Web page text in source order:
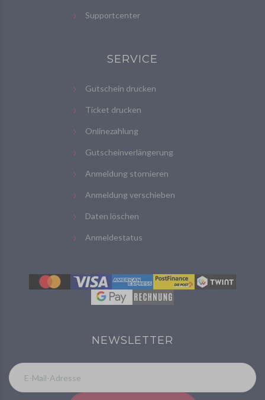
Supportcenter
SERVICE
Gutschein drucken
Ticket drucken
Onlinezahlung
Gutscheinverlängerung
Anmeldung stornieren
Anmeldung verschieben
Daten löschen
Anmeldestatus
NEWSLETTER